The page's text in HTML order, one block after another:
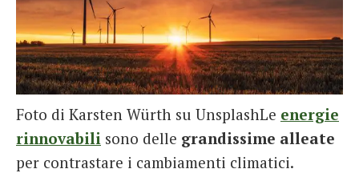
Foto di Karsten Würth su UnsplashLe energie
rinnovabili sono delle grandissime alleate
per contrastare i cambiamenti climatici.